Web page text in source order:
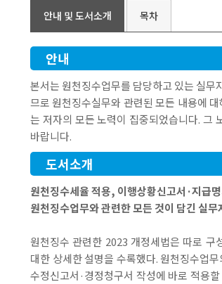
안내 및 도서소개 목차
안내
본서는 원천징수업무를 담당하고 있는 실
므로 원천징수실무와 관련된 모든 내용에
는 저자의 모든 노력이 집중되었습니다. 그
바랍니다.
도서소개
원천징수세율 적용, 이행상황신고서·지급
원천징수업무와 관련한 모든 것이 담긴 실무
원천징수 관련한 2023 개정세법은 따로 구
대한 상세한 설명을 수록했다. 원천징수업
수정신고서·경정청구서 작성에 바로 적용